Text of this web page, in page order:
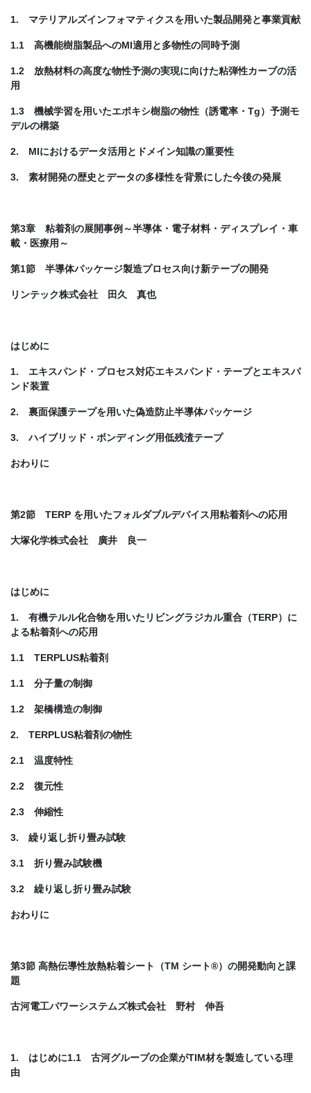
1. マテリアルズインフォマティクスを用いた製品開発と事業貢献
1.1 高機能樹脂製品へのMI適用と多物性の同時予測
1.2 放熱材料の高度な物性予測の実現に向けた粘弾性カーブの活
用
1.3 機械学習を用いたエポキシ樹脂の物性（誘電率・Tg）予測モ
デルの構築
2. MIにおけるデータ活用とドメイン知識の重要性
3. 素材開発の歴史とデータの多様性を背景にした今後の発展
第3章 粘着剤の展開事例～半導体・電子材料・ディスプレイ・車
載・医療用～
第1節 半導体パッケージ製造プロセス向け新テープの開発
リンテック株式会社 田久 真也
はじめに
1. エキスパンド・プロセス対応エキスパンド・テープとエキスパ
ンド装置
2. 裏面保護テープを用いた偽造防止半導体パッケージ
3. ハイブリッド・ボンディング用低残渣テープ
おわりに
第2節 TERP を用いたフォルダブルデバイス用粘着剤への応用
大塚化学株式会社 廣井 良一
はじめに
1. 有機テルル化合物を用いたリビングラジカル重合（TERP）に
よる粘着剤への応用
1.1 TERPLUS粘着剤
1.1 分子量の制御
1.2 架橋構造の制御
2. TERPLUS粘着剤の物性
2.1 温度特性
2.2 復元性
2.3 伸縮性
3. 繰り返し折り畳み試験
3.1 折り畳み試験機
3.2 繰り返し折り畳み試験
おわりに
第3節 高熱伝導性放熱粘着シート（TM シート®）の開発動向と課
題
古河電工パワーシステムズ株式会社 野村 伸吾
1. はじめに1.1 古河グループの企業がTIM材を製造している理
由